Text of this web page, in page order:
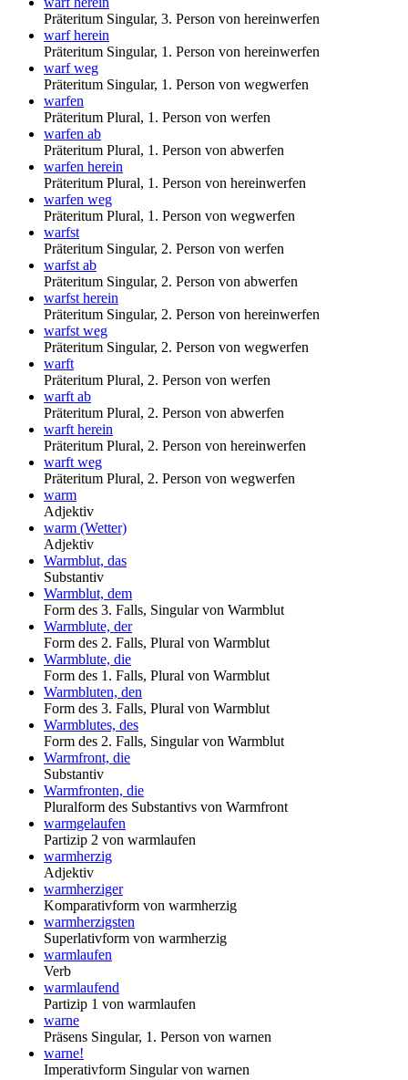
Präteritum Singular, 3. Person von hereinwerfen
warf herein
Präteritum Singular, 1. Person von hereinwerfen
warf weg
Präteritum Singular, 1. Person von wegwerfen
warfen
Präteritum Plural, 1. Person von werfen
warfen ab
Präteritum Plural, 1. Person von abwerfen
warfen herein
Präteritum Plural, 1. Person von hereinwerfen
warfen weg
Präteritum Plural, 1. Person von wegwerfen
warfst
Präteritum Singular, 2. Person von werfen
warfst ab
Präteritum Singular, 2. Person von abwerfen
warfst herein
Präteritum Singular, 2. Person von hereinwerfen
warfst weg
Präteritum Singular, 2. Person von wegwerfen
warft
Präteritum Plural, 2. Person von werfen
warft ab
Präteritum Plural, 2. Person von abwerfen
warft herein
Präteritum Plural, 2. Person von hereinwerfen
warft weg
Präteritum Plural, 2. Person von wegwerfen
warm
Adjektiv
warm (Wetter)
Adjektiv
Warmblut, das
Substantiv
Warmblut, dem
Form des 3. Falls, Singular von Warmblut
Warmblute, der
Form des 2. Falls, Plural von Warmblut
Warmblute, die
Form des 1. Falls, Plural von Warmblut
Warmbluten, den
Form des 3. Falls, Plural von Warmblut
Warmblutes, des
Form des 2. Falls, Singular von Warmblut
Warmfront, die
Substantiv
Warmfronten, die
Pluralform des Substantivs von Warmfront
warmgelaufen
Partizip 2 von warmlaufen
warmherzig
Adjektiv
warmherziger
Komparativform von warmherzig
warmherzigsten
Superlativform von warmherzig
warmlaufen
Verb
warmlaufend
Partizip 1 von warmlaufen
warne
Präsens Singular, 1. Person von warnen
warne!
Imperativform Singular von warnen